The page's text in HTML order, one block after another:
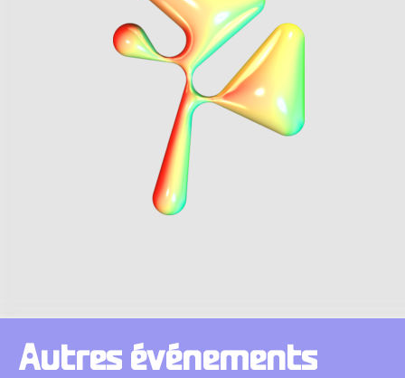
Autres événements